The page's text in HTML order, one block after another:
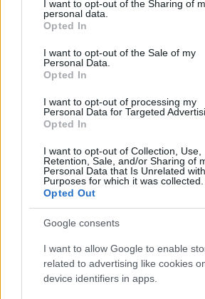
not limited to your visit or usage
grant or deny consent to Google and its
use your data for below specified
consent section.
I want to opt-out of the Sharing of
personal data.
Opted In
I want to opt-out of the Sale of my
Personal Data.
Opted In
I want to opt-out of processing my
Personal Data for Targeted
Opted In
I want to opt-out of Collection, Use,
Retention, Sale, and/or Sharing of
Personal Data that Is Unrelated
Purposes for which it was collected.
Opted Out
Google consents
I want to allow Google to enable
related to advertising like cookies
device identifiers in apps.
Η έκθεση θα χωρίζεται σε 2
ενότητα αφορά στο θέμα «Ο
και οι μορφές εναλλακτικού
δεύτερη ενότητα θα αφορά στη
οίνο (παραδοσιακά προϊόντα –
εστιατόρια-δρόμοι κρασιού –
έχει στόχο να προβάλει το
περιοχής, ενώ έχουν προσκληθεί
Περιφέρειες, Δήμοι,